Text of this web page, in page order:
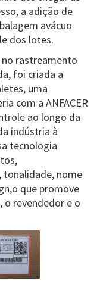
a adição de
avácuo
dos lotes.
no rastreamento
foi criada a
uma
com a ANFACER
ao longo da
indústria à
tecnologia
nome
que promove
o revendedor e o